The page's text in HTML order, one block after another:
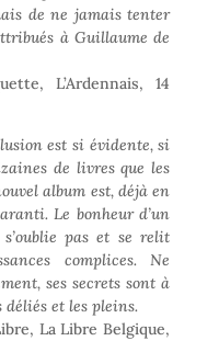
de ne jamais tenter
à Guillaume de
L’Ardennais, 14
est si évidente, si
de livres que les
album est, déjà en
Le bonheur d’un
pas et se relit
complices. Ne
ses secrets sont à
déliés et les pleins.
La Libre Belgique,